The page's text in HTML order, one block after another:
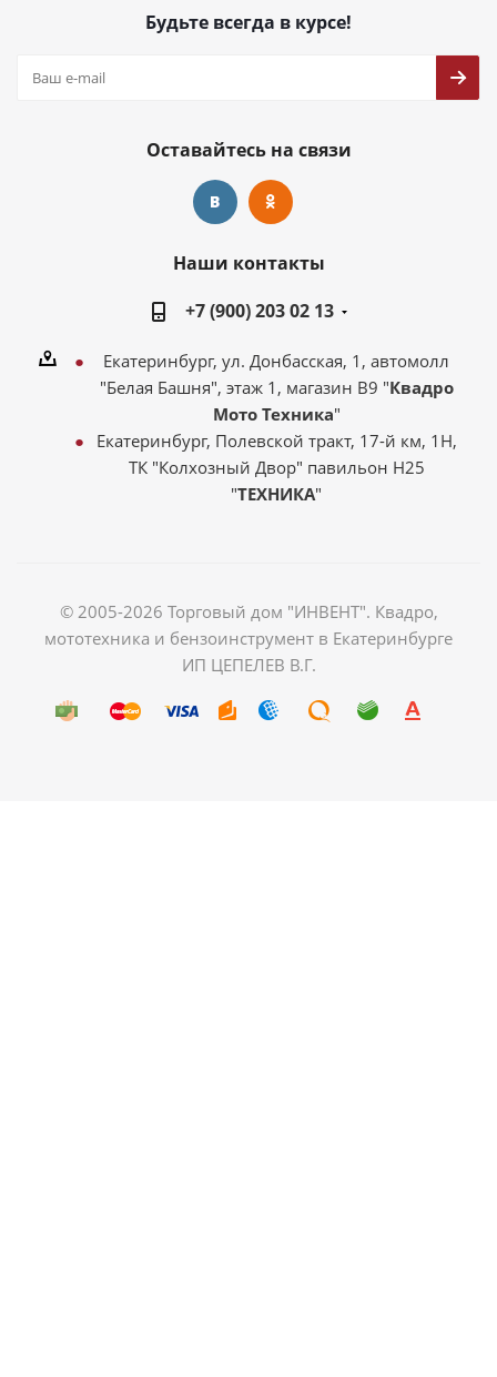
Будьте всегда в курсе!
Оставайтесь на связи
Наши контакты
+7 (900) 203 02 13
Екатеринбург, ул. Донбасская, 1, автомолл
"Белая Башня", этаж 1, магазин В9 "Квадро
Мото Техника"
Екатеринбург, Полевской тракт, 17-й км, 1Н,
ТК "Колхозный Двор" павильон Н25
"ТЕХНИКА"
© 2005-2026 Торговый дом "ИНВЕНТ". Квадро,
мототехника и бензоинструмент в Екатеринбурге
ИП ЦЕПЕЛЕВ В.Г.